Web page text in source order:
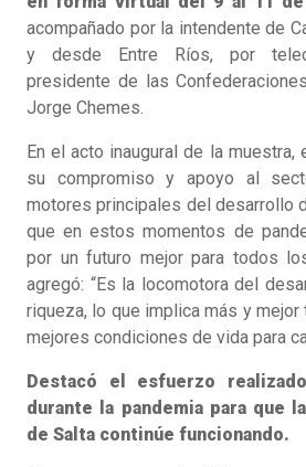
acompañado por la intendente de
y desde Entre Ríos, por
presidente de las
Jorge Chemes.
En el acto inaugural de la muestra,
su compromiso y apoyo al
motores principales del desarrollo
que en estos momentos de
por un futuro mejor para todos
agregó: “Es la locomotora del
riqueza, lo que implica más y
mejores condiciones de vida para
Destacó el esfuerzo
durante la pandemia para que
de Salta continúe funcionando.